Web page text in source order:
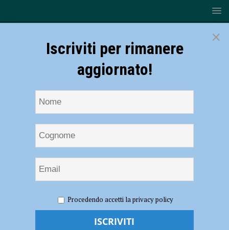
Piacenza: calo dell’85% per quella ordinaria, straordinaria e in deroga
quasi azzerate
×
Iscriviti per rimanere
aggiornato!
Procedendo accetti la privacy policy